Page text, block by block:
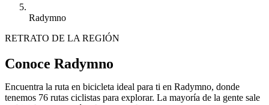
Radymno
RETRATO DE LA REGIÓN
Conoce Radymno
Encuentra la ruta en bicicleta ideal para ti en Radymno, donde
tenemos 76 rutas ciclistas para explorar. La mayoría de la gente sale